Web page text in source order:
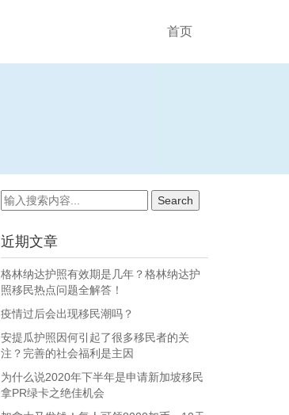
首页
近期文章
格林纳达护照有效期是几年？格林纳达护
照移民热点问题全解答！
疫情过后会出现移民潮吗？
安提瓜护照因何引起了很多移民者的关
注？完善的社会福利是主因
为什么说2020年下半年是申请新加坡移民
拿PR绿卡之绝佳机会